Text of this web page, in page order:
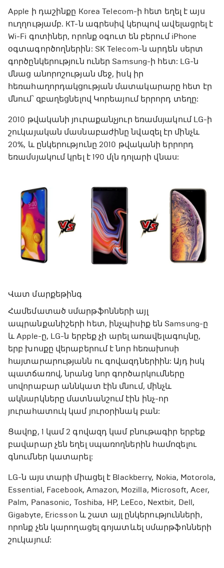
Apple ի դաշինքը Korea Telecom-ի հետ եղել է այս
ուղղությամբ. KT-ն ագրեսիվ կերպով ավելացրել է
Wi-Fi գոտիներ, որոնք օգուտ են բերում iPhone
օգտագործողներին: SK Telecom-ն արդեն սերտ
գործընկերություն ուներ Samsung-ի հետ: LG-ն
մնաց անորոշության մեջ, իսկ իր
հեռահաղորդակցության մատակարարը հետ էր
մնում՝ զբաղեցնելով Կորեայում երրորդ տեղը:
2010 թվականի յուրաքանչյուր եռամսյակում LG-ի
շուկայական մասնաբաժինը նվազել էր մինչև
20%, և ընկերությունը 2010 թվականի երրորդ
եռամսյակում կրել է 190 մլն դոլարի վնաս:
Վատ մարքեթինգ
Համեմատած սմարթֆոնների այլ
ապրանքանիշերի հետ, ինչպիսիք են Samsung-ը
և Apple-ը, LG-ն երբեք չի արել առավելագույնը,
երբ խոսքը վերաբերում է նոր հեռախոսի
հայտարարությանն ու գովազդներիին: Այդ իսկ
պատճառով, նրանց նոր գործարկումները
սովորաբար աննկատ էին մնում, մինչև
ակնարկները մատնանշում էին ինչ-որ
յուրահատուկ կամ յուրօրինակ բան:
Ցավոք, 1 կամ 2 գովազդ կամ բնութագիր երբեք
բավարար չեն եղել սպառողներին համոզելու
գնումներ կատարել:
LG-ն այս տարի միացել է Blackberry, Nokia, Motorola,
Essential, Facebook, Amazon, Mozilla, Microsoft, Acer,
Palm, Panasonic, Toshiba, HP, LeEco, Nextbit, Dell,
Gigabyte, Ericsson և շատ այլ ընկերությունների,
որոնք չեն կարողացել գոյատևել սմարթֆոնների
շուկայում: